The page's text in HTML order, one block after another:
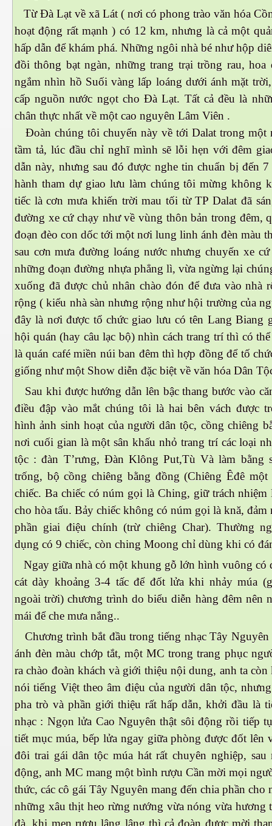
Từ Đà Lạt về xã Lát ( nơi có phong trào văn hóa
hoạt động rất mạnh ) có 12 km, nhưng là cả một
hấp dẫn để khám phá. Những ngôi nhà bé như hộp
đồi thông bạt ngàn, những trang trại trồng rau, hoa
ngắm nhìn hồ Suối vàng lấp loáng dưới ánh mặt
cấp nguồn nước ngọt cho Đà Lạt. Tất cả đều là
chân thực nhất về một cao nguyên Lâm Viên .
Đoàn chúng tôi chuyến này về tới Dalat trong một
tầm tả, lúc đầu chỉ nghĩ mình sẽ lỗi hẹn với đêm
dẫn này, nhưng sau đó được nghe tin chuẩn bị đến
hành tham dự giao lưu làm chúng tôi mừng không
tiếc là cơn mưa khiến trời mau tối từ TP Dalat đã
đường xe cứ chạy như về vùng thôn bản trong đêm,
đoạn đèo con dốc tới một nơi lung linh ánh đèn màu
sau cơn mưa đường loáng nước nhưng chuyến xe cứ
những đoạn đường nhựa phẳng lì, vừa ngừng lại
xuống đã được chủ nhân chào đón để đưa vào nhà
rộng ( kiểu nhà sàn nhưng rộng như hội trường của
đây là nơi được tổ chức giao lưu có tên Lang Biang
hội quán (hay câu lạc bộ) nhìn cách trang trí thì có
là quán café miền núi ban đêm thì hợp đồng để tố
giống như một Show diễn đặc biệt về văn hóa Dân
Sau khi được hướng dẫn lên bậc thang bước vào
điều đập vào mắt chúng tôi là hai bên vách được
hình ảnh sinh hoạt của người dân tộc, cồng chiêng
nơi cuối gian là một sân khấu nhỏ trang trí các loại
tộc : đàn T’rưng, Đàn Klông Put,Tù Và làm bằng
trống, bộ cồng chiêng bằng đồng (Chiêng Êđê
chiếc. Ba chiếc có núm gọi là Ching, giữ trách nhiệm
cho hòa tấu. Bảy chiếc không có núm gọi là knă, đảm
phần giai điệu chính (trừ chiêng Char). Thường
dụng có 9 chiếc, còn ching Moong chỉ dùng khi có
Ngay giữa nhà có một khung gỗ lớn hình vuông có
cát dày khoảng 3-4 tấc để đốt lửa khi nhảy múa
ngoài trời) chương trình do biểu diễn hàng đêm nên
mái để che mưa nắng..
Chương trình bắt đầu trong tiếng nhạc Tây Nguyên
ánh đèn màu chớp tắt, một MC trong trang phục
ra chào đoàn khách và giới thiệu nội dung, anh ta còn
nói tiếng Việt theo âm điệu của người dân tộc,
pha trò và phần giới thiệu rất hấp dẫn, khởi đầu là
nhạc : Ngọn lửa Cao Nguyên thật sôi động rồi tiếp
tiết mục múa, bếp lửa ngay giữa phòng được đốt lên
đôi trai gái dân tộc múa hát rất chuyên nghiệp, sau
động, anh MC mang một bình rượu Cần mời mọi
thức, các cô gái Tây Nguyên mang đến chia phần cho
những xâu thịt heo rừng nướng vừa nóng vừa hương
đà, khi men rượu lâng lâng thì cả đoàn được mời
Hạng
682